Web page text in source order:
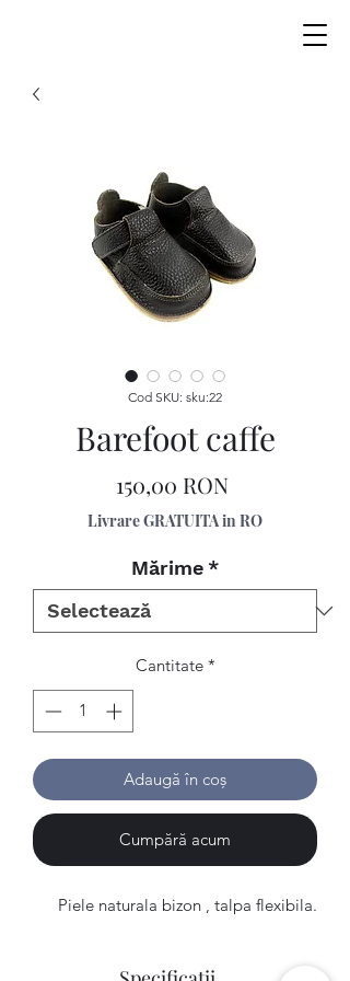
Cod SKU: sku:22
Barefoot caffe
150,00 RONPreț
Livrare GRATUITA in RO
Mărime *
Cantitate *
Adaugă în coș
Cumpără acum
Piele naturala bizon , talpa flexibila.